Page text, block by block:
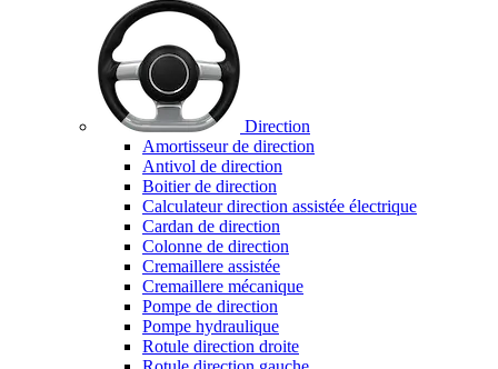
Direction
Amortisseur de direction
Antivol de direction
Boitier de direction
Calculateur direction assistée électrique
Cardan de direction
Colonne de direction
Cremaillere assistée
Cremaillere mécanique
Pompe de direction
Pompe hydraulique
Rotule direction droite